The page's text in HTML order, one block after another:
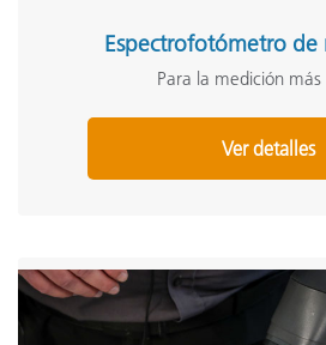
Espectrofotómetro
Para la medición más
Ver detalles